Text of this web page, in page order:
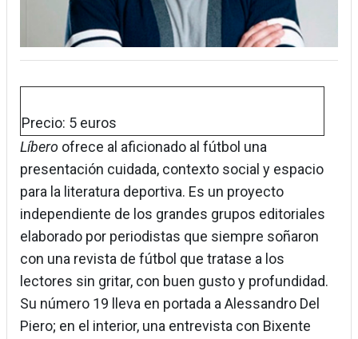
Precio: 5 euros
Líbero ofrece al aficionado al fútbol una
presentación cuidada, contexto social y espacio
para la literatura deportiva. Es un proyecto
independiente de los grandes grupos editoriales
elaborado por periodistas que siempre soñaron
con una revista de fútbol que tratase a los
lectores sin gritar, con buen gusto y profundidad.
Su número 19 lleva en portada a Alessandro Del
Piero; en el interior, una entrevista con Bixente